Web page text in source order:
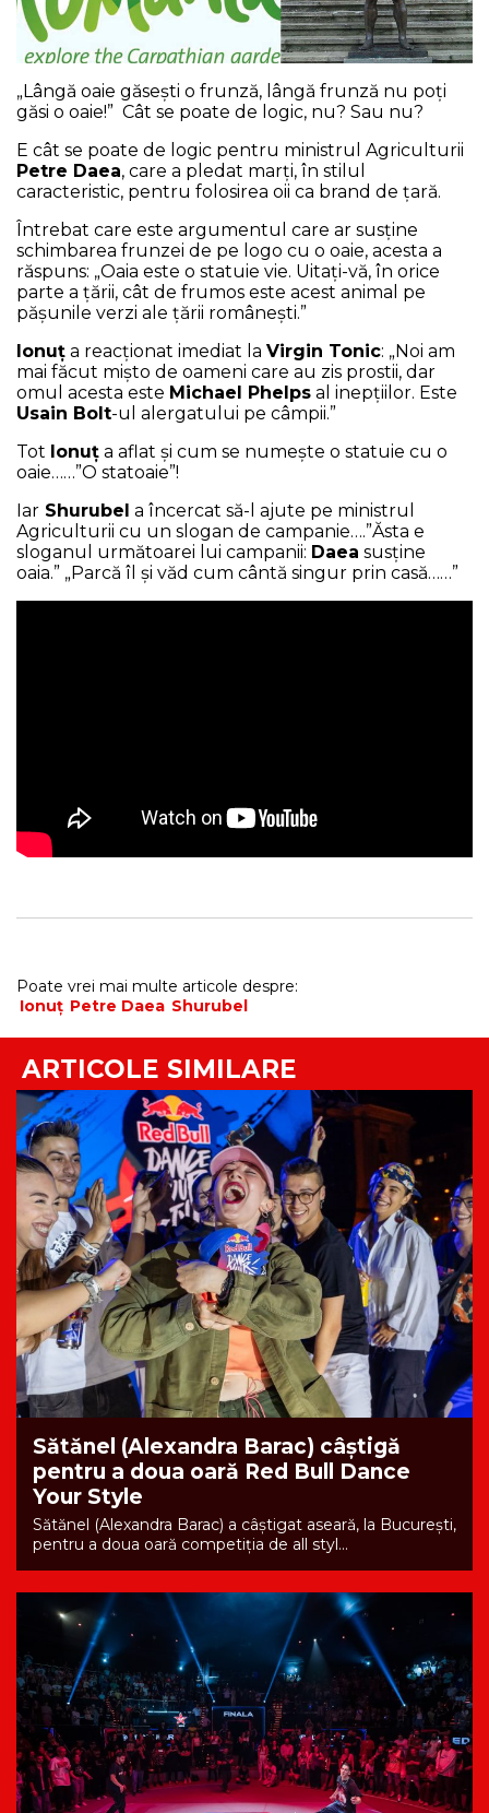
NEWS
CONTUL MEU
„Lângă oaie găsești o frunză, lângă frunză nu poți
găsi o oaie!” Cât se poate de logic, nu? Sau nu?
E cât se poate de logic pentru ministrul Agriculturii
Petre Daea, care a pledat marți, în stilul
caracteristic, pentru folosirea oii ca brand de țară.
Întrebat care este argumentul care ar susține
schimbarea frunzei de pe logo cu o oaie, acesta a
răspuns: „Oaia este o statuie vie. Uitați-vă, în orice
parte a țării, cât de frumos este acest animal pe
pășunile verzi ale țării românești.”
Ionuț a reacționat imediat la Virgin Tonic: „Noi am
mai făcut mișto de oameni care au zis prostii, dar
omul acesta este Michael Phelps al inepțiilor. Este
Usain Bolt-ul alergatului pe câmpii.”
Tot Ionuț a aflat și cum se numește o statuie cu o
oaie……”O statoaie”!
Iar Shurubel a încercat să-l ajute pe ministrul
Agriculturii cu un slogan de campanie….”Ăsta e
sloganul următoarei lui campanii: Daea susține
oaia.” „Parcă îl și văd cum cântă singur prin casă……”
Poate vrei mai multe articole despre:
Ionuț Petre Daea Shurubel
ARTICOLE SIMILARE
Sătănel (Alexandra Barac) câștigă
pentru a doua oară Red Bull Dance
Your Style
Sătănel (Alexandra Barac) a câştigat aseară, la Bucureşti,
pentru a doua oară competiţia de all styl...